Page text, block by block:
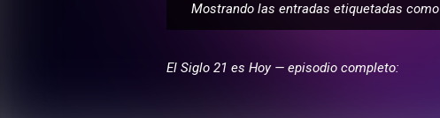
t
Mostrando las entradas etiquetadas como
El Siglo 21 es Hoy — episodio completo: